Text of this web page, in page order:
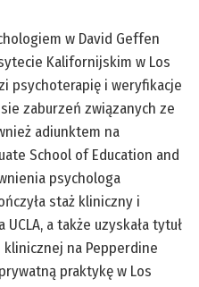
w David Geffen
Kalifornijskim w Los
psychoterapię i weryfikacje
zaburzeń związanych ze
adiunktem na
School of Education and
psychologa
staż kliniczny i
a także uzyskała tytuł
na Pepperdine
praktykę w Los